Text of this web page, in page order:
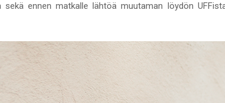
sekä ennen matkalle lähtöä muutaman löydön